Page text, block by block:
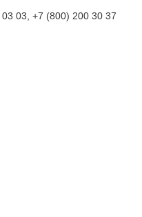
03, +7 (800) 200 30 37